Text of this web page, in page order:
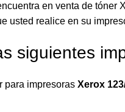
en venta de tóner
usted realice en su
siguientes
para impresoras Xerox